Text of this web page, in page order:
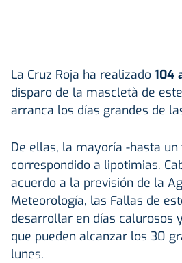
La Cruz Roja ha realizado 104
disparo de la mascletà de
arranca los días grandes de
De ellas, la mayoría -hasta
correspondido a lipotimias.
acuerdo a la previsión de la
Meteorología, las Fallas de
desarrollar en días calurosos
que pueden alcanzar los 30
lunes.